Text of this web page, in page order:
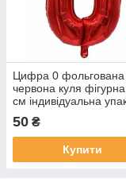
Цифра 0 фольгована
червона куля
см індивідуальна
50 ₴
Купити